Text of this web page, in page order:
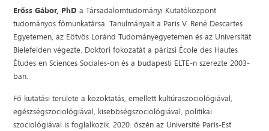
Erőss Gábor, PhD a Társadalomtudományi Kutatóközpont
tudományos főmunkatársa. Tanulmányait a Paris V. René Descartes
Egyetemen, az Eötvös Loránd Tudományegyetemen és az Universität
Bielefelden végezte. Doktori fokozatát a párizsi École des Hautes
Études en Sciences Sociales-on és a budapesti ELTE-n szerezte 2003-
ban.
Fő kutatási területe a közoktatás, emellett kultúraszociológiával,
egészségszociológiával, kisebbségszociológiával, politikai
szociológiával is foglalkozik. 2020. őszén az Université Paris-Est